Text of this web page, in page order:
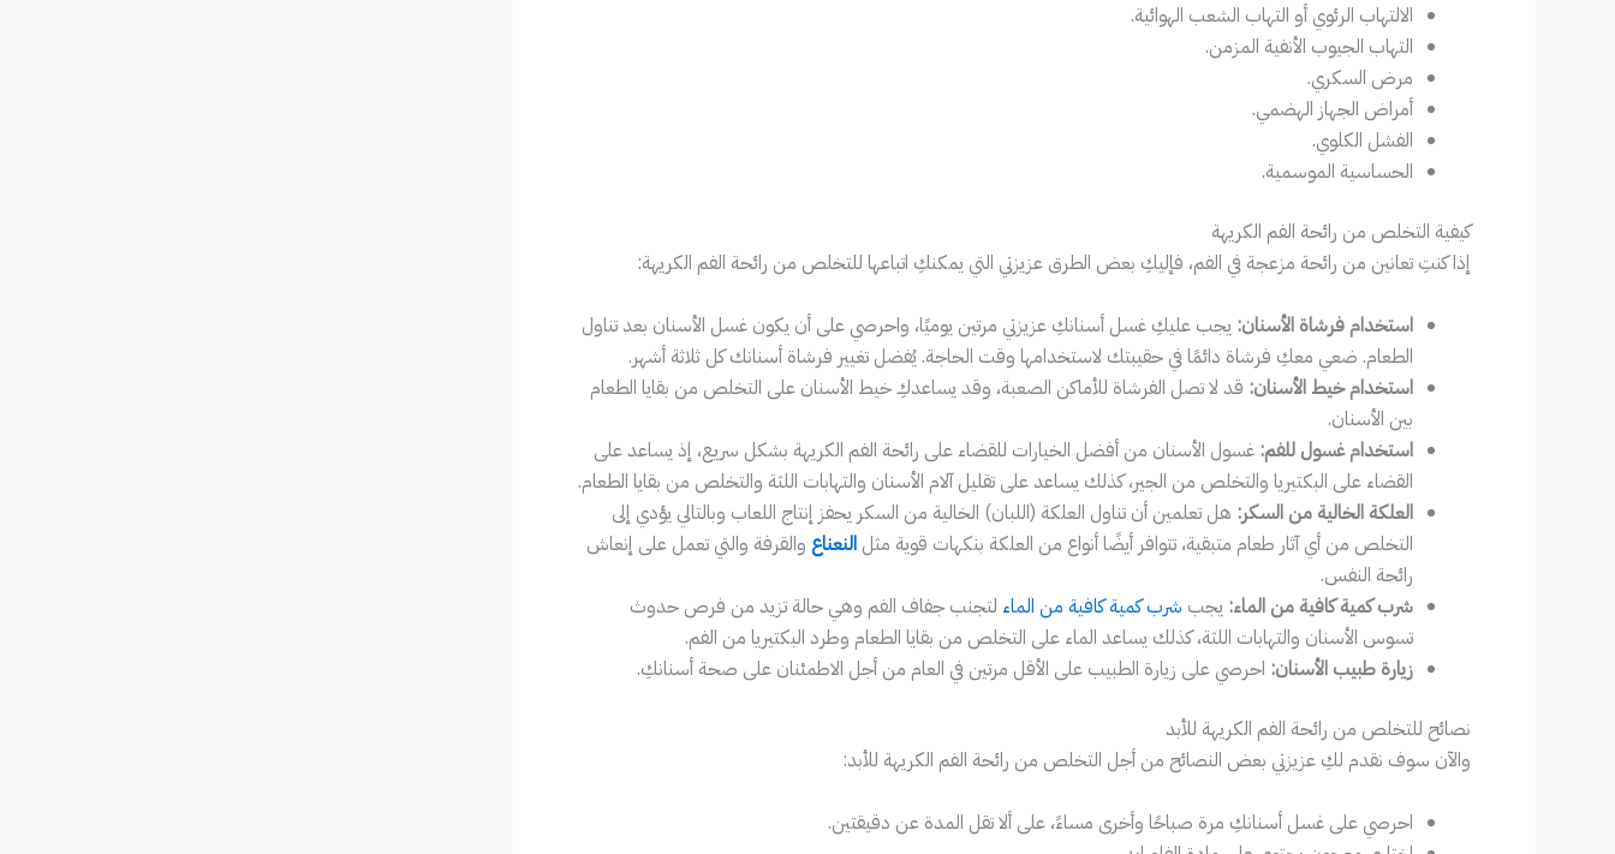
الالتهاب الرئوي أو التهاب الشعب الهوائية.
التهاب الجيوب الأنفية المزمن.
مرض السكري.
أمراض الجهاز الهضمي.
الفشل الكلوي.
الحساسية الموسمية.
كيفية التخلص من رائحة الفم الكريهة
إذا كنتِ تعانين من رائحة مزعجة في الفم، فإليكِ بعض الطرق عزيزتي التي يمكنكِ اتباعها للتخلص من رائحة الفم الكريهة:
استخدام فرشاة الأسنان: يجب عليكِ غسل أسنانكِ عزيزتي مرتين يوميًا، واحرصي على أن يكون غسل الأسنان بعد تناول
الطعام. ضعي معكِ فرشاة دائمًا في حقيبتك لاستخدامها وقت الحاجة. يُفضل تغيير فرشاة أسنانك كل ثلاثة أشهر.
استخدام خيط الأسنان: قد لا تصل الفرشاة للأماكن الصعبة، وقد يساعدكِ خيط الأسنان على التخلص من بقايا الطعام
بين الأسنان.
استخدام غسول للفم: غسول الأسنان من أفضل الخيارات للقضاء على رائحة الفم الكريهة بشكل سريع، إذ يساعد على
القضاء على البكتيريا والتخلص من الجير، كذلك يساعد على تقليل آلام الأسنان والتهابات اللثة والتخلص من بقايا الطعام.
العلكة الخالية من السكر: هل تعلمين أن تناول العلكة (اللبان) الخالية من السكر يحفز إنتاج اللعاب وبالتالي يؤدي إلى
التخلص من أي آثار طعام متبقية، تتوافر أيضًا أنواع من العلكة بنكهات قوية مثل النعناع والقرفة والتي تعمل على إنعاش
رائحة النفس.
شرب كمية كافية من الماء: يجب شرب كمية كافية من الماء لتجنب جفاف الفم وهي حالة تزيد من فرص حدوث
تسوس الأسنان والتهابات اللثة، كذلك يساعد الماء على التخلص من بقايا الطعام وطرد البكتيريا من الفم.
زيارة طبيب الأسنان: احرصي على زيارة الطبيب على الأقل مرتين في العام من أجل الاطمئنان على صحة أسنانكِ.
نصائح للتخلص من رائحة الفم الكريهة للأبد
والآن سوف نقدم لكِ عزيزتي بعض النصائح من أجل التخلص من رائحة الفم الكريهة للأبد:
احرصي على غسل أسنانكِ مرة صباحًا وأخرى مساءً، على ألا تقل المدة عن دقيقتين.